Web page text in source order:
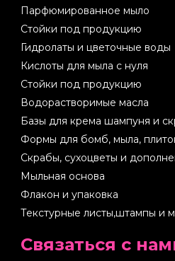
Парфюмированное мыло
Стойки под продукцию
Гидролаты и цветочные воды
Кислоты для мыла с нуля
Стойки под продукцию
Водорастворимые масла
Базы для крема шампуня и
Формы для бомб, мыла,
Скрабы, сухоцветы и
Мыльная основа
Флакон и упаковка
Текстурные листы,штампы и
Cвязаться с